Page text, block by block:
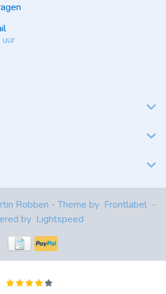
Robben - Theme by Frontlabel -
by Lightspeed